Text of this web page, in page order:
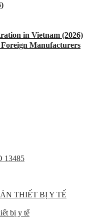
in Vietnam (2026)
Manufacturers
13485
THIẾT BỊ Y TẾ
bị y tế